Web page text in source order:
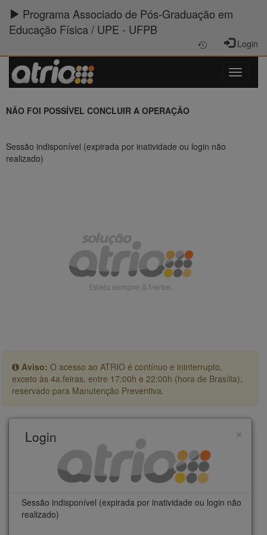
Programa Associado de Pós-Graduação em
Educação Física / UPE - UFPB
Login
NÃO FOI POSSÍVEL CONCLUIR A OPERAÇÃO
Sessão indisponível (expirada por inatividade ou login não
realizado)
Aviso: O acesso ao ATRIO é contínuo e ininterrupto,
exceto às 4a.feiras, entre 17:00h e 22:00h (hora de Brasília),
reservado para Manutenção Preventiva.
×
Login
Sessão indisponível (expirada por inatividade ou login não
realizado)